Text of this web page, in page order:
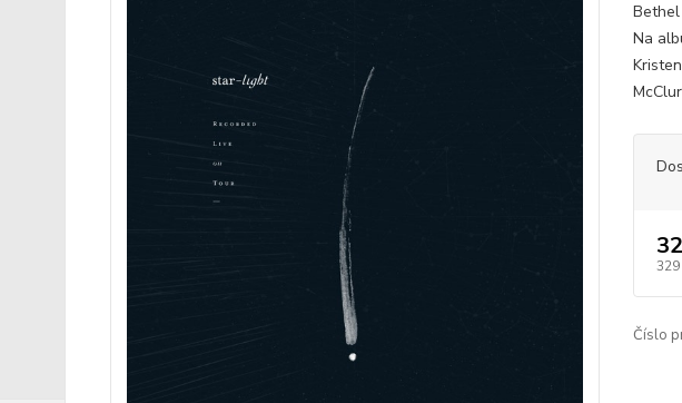
Na
329
Číslo